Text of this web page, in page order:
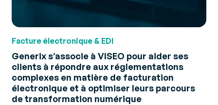
Facture électronique & EDI
Generix s’associe à VISEO pour aider ses
clients à répondre aux réglementations
complexes en matière de facturation
électronique et à optimiser leurs parcours
de transformation numérique